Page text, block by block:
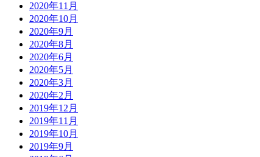
2020年11月
2020年10月
2020年9月
2020年8月
2020年6月
2020年5月
2020年3月
2020年2月
2019年12月
2019年11月
2019年10月
2019年9月